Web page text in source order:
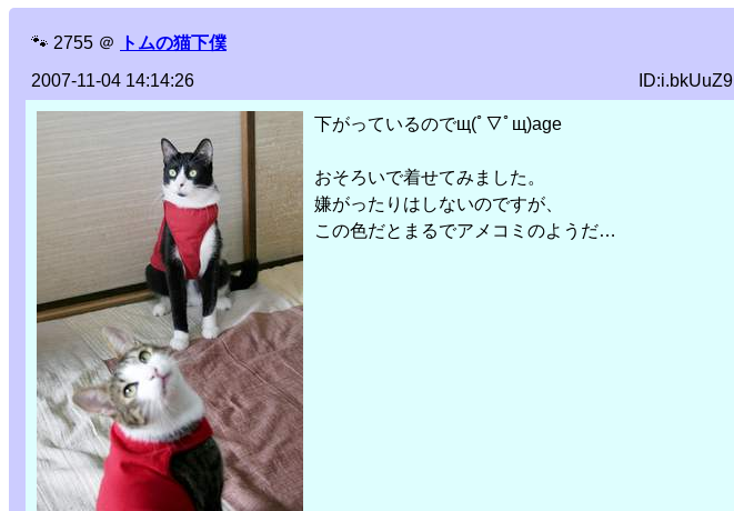
🐾 2755 ＠
トムの猫下僕
2007-11-04 14:14:26
ID:i.bkUuZ9II
下がっているのでщ(ﾟ▽ﾟщ)age
おそろいで着せてみました。
嫌がったりはしないのですが、
この色だとまるでアメコミのようだ…